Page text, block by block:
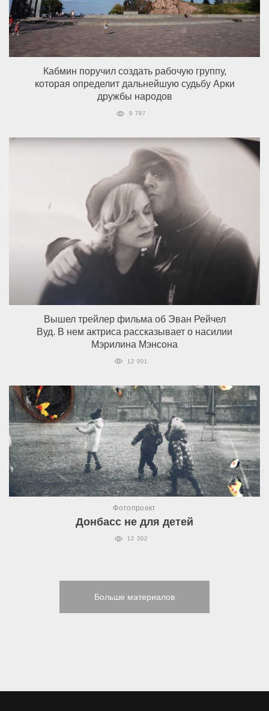
Кабмин поручил создать рабочую группу,
которая определит дальнейшую судьбу Арки
дружбы народов
9 787
Вышел трейлер фильма об Эван Рейчел
Вуд. В нем актриса рассказывает о насилии
Мэрилина Мэнсона
12 001
Фотопроект
Донбасс не для детей
12 302
Больше материалов